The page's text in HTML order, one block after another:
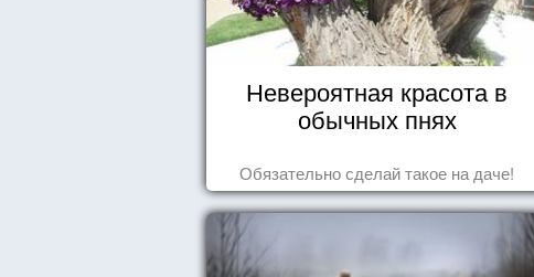
Невероятная красота в
обычных пнях
Обязательно сделай такое на даче!